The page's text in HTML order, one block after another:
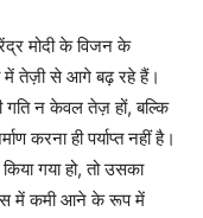
मोदी के विजन के
में तेज़ी से आगे बढ़ रहे हैं।
गति न केवल तेज़ हों, बल्कि
करना ही पर्याप्त नहीं है।
गया हो, तो उसका
में कमी आने के रूप में